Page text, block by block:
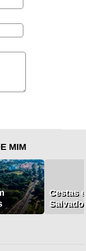
MIM
Cestas